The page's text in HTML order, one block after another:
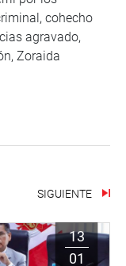
cohecho
agravado,
Zoraida
SIGUIENTE
13
01